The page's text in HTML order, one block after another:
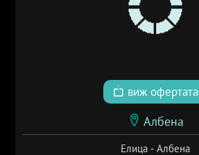
виж офертата
Албена
Елица - Албена